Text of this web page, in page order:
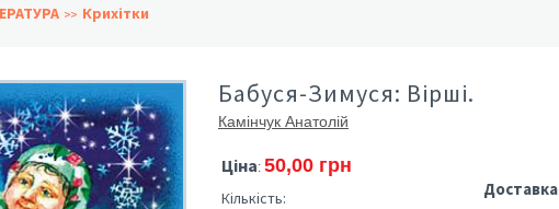
Крихітки
Бабуся-Зимуся: Вірші.
Камінчук Анатолій
Ціна: 50,00 грн
Кількість: Доставка